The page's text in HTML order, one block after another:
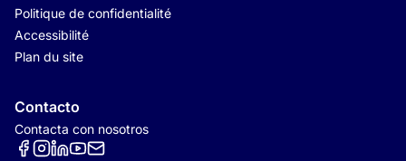
Politique de confidentialité
Accessibilité
Plan du site
Contacto
Contacta con nosotros
Réseaux sociaux